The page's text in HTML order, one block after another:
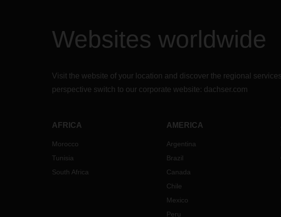
Websites worldwide
Visit the website of your location and discover the regional
perspective switch to our corporate website: dachser.com
AFRICA
Morocco
Tunisia
South Africa
AMERICA
Argentina
Brazil
Canada
Chile
Mexico
Peru